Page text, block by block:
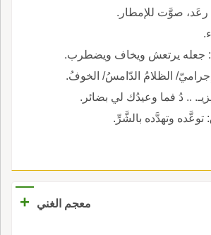
الظلامُ الدّامسُ/ الخوفُ.
.. دُ فما وعيدُك لي بضائر.
معجم الغني +